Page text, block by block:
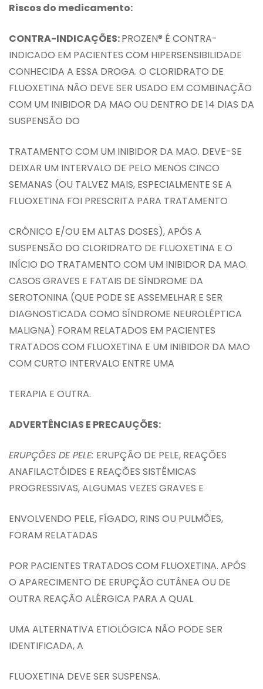
Riscos do medicamento:
CONTRA-INDICAÇÕES:PROZEN® É CONTRA-
INDICADO EM PACIENTES COM HIPERSENSIBILIDADE
CONHECIDA A ESSA DROGA. O CLORIDRATO DE
FLUOXETINA NÃO DEVE SER USADO EM COMBINAÇÃO
COM UM INIBIDOR DA MAO OU DENTRO DE 14 DIAS DA
SUSPENSÃO DO
TRATAMENTO COM UM INIBIDOR DA MAO. DEVE-SE
DEIXAR UM INTERVALO DE PELO MENOS CINCO
SEMANAS (OU TALVEZ MAIS, ESPECIALMENTE SE A
FLUOXETINA FOI PRESCRITA PARA TRATAMENTO
CRÔNICO E/OU EM ALTAS DOSES), APÓS A
SUSPENSÃO DO CLORIDRATO DE FLUOXETINA E O
INÍCIO DO TRATAMENTO COM UM INIBIDOR DA MAO.
CASOS GRAVES E FATAIS DE SÍNDROME DA
SEROTONINA (QUE PODE SE ASSEMELHAR E SER
DIAGNOSTICADA COMO SÍNDROME NEUROLÉPTICA
MALIGNA) FORAM RELATADOS EM PACIENTES
TRATADOS COM FLUOXETINA E UM INIBIDOR DA MAO
COM CURTO INTERVALO ENTRE UMA
TERAPIA E OUTRA.
ADVERTÊNCIAS E PRECAUÇÕES:
ERUPÇÕES DE PELE: ERUPÇÃO DE PELE, REAÇÕES
ANAFILACTÓIDES E REAÇÕES SISTÊMICAS
PROGRESSIVAS, ALGUMAS VEZES GRAVES E
ENVOLVENDO PELE, FÍGADO, RINS OU PULMÕES,
FORAM RELATADAS
POR PACIENTES TRATADOS COM FLUOXETINA. APÓS
O APARECIMENTO DE ERUPÇÃO CUTÂNEA OU DE
OUTRA REAÇÃO ALÉRGICA PARA A QUAL
UMA ALTERNATIVA ETIOLÓGICA NÃO PODE SER
IDENTIFICADA, A
FLUOXETINA DEVE SER SUSPENSA.